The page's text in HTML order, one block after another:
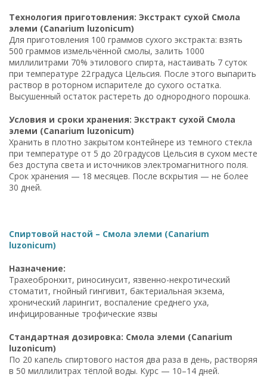
Технология приготовления: Экстракт сухой Смола
элеми (Canarium luzonicum)
Для приготовления 100 граммов сухого экстракта: взять
500 граммов измельчённой смолы, залить 1000
миллилитрами 70% этилового спирта, настаивать 7 суток
при температуре 22 градуса Цельсия. После этого выпарить
раствор в роторном испарителе до сухого остатка.
Высушенный остаток растереть до однородного порошка.
Условия и сроки хранения: Экстракт сухой Смола
элеми (Canarium luzonicum)
Хранить в плотно закрытом контейнере из темного стекла
при температуре от 5 до 20 градусов Цельсия в сухом месте
без доступа света и источников электромагнитного поля.
Срок хранения — 18 месяцев. После вскрытия — не более
30 дней.
Спиртовой настой – Смола элеми (Canarium
luzonicum)
Назначение:
Трахеобронхит, риносинусит, язвенно-некротический
стоматит, гнойный гингивит, бактериальная экзема,
хронический ларингит, воспаление среднего уха,
инфицированные трофические язвы
Стандартная дозировка: Смола элеми (Canarium
luzonicum)
По 20 капель спиртового настоя два раза в день, растворяя
в 50 миллилитрах тёплой воды. Курс — 10–14 дней.